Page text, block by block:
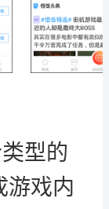
型的
游戏内